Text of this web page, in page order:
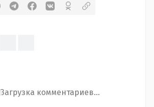
Загрузка комментариев...